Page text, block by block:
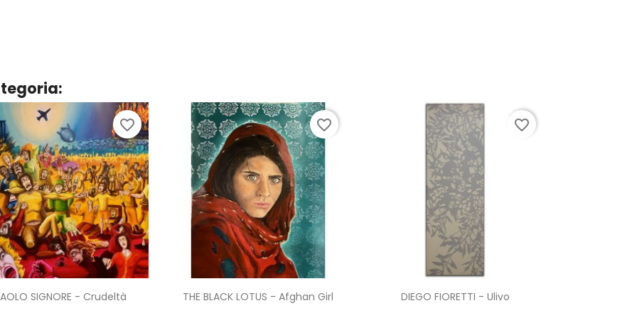
Anteprima
SIGNORE - Crudeltà
favorite_border
Anteprima
THE BLACK LOTUS - Afghan Girl
favorite_border
 Anteprima
DIEGO FIORETTI - Ulivo
favorite_border